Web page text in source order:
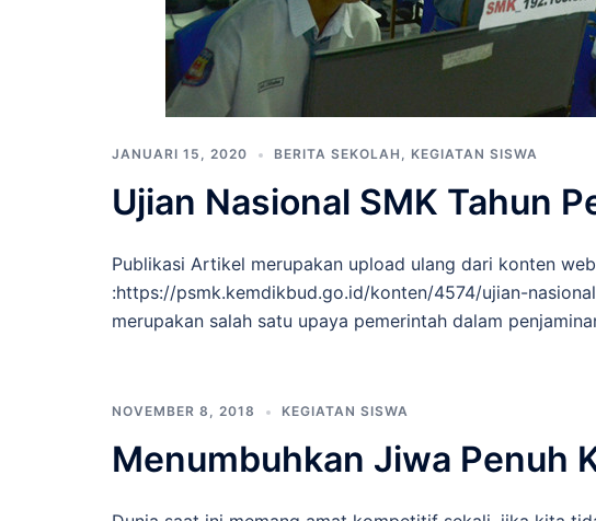
JANUARI 15, 2020 BERITA SEKOLAH , KEGIATAN SISWA
Ujian Nasional SMK Tahun
Publikasi Artikel merupakan upload ulang dari konten web
:https://psmk.kemdikbud.go.id/konten/4574/ujian-
merupakan salah satu upaya pemerintah dalam
NOVEMBER 8, 2018 KEGIATAN SISWA
Menumbuhkan Jiwa Penuh